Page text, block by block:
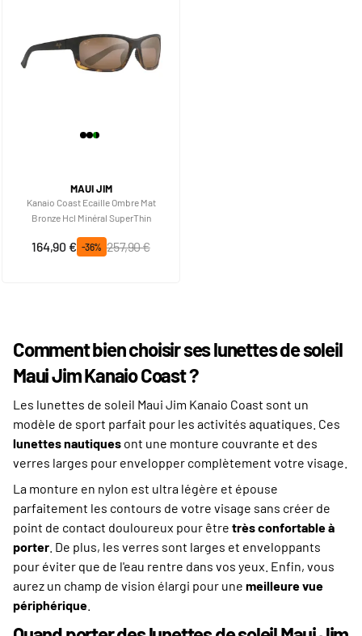
MAUI JIM
Kanaio Coast Ecaille Ombre Mat
Bronze Hcl Minéral SuperThin
Prix spécial
164,90 € -36%
Prix normal
257,90 €
Comment bien choisir ses lunettes de soleil
Maui Jim Kanaio Coast ?
Les lunettes de soleil Maui Jim Kanaio Coast sont un
modèle de sport parfait pour les activités aquatiques. Ces
lunettes nautiques ont une monture couvrante et des
verres larges pour envelopper complètement votre visage.
La monture en nylon est ultra légère et épouse
parfaitement les contours de votre visage sans créer de
point de contact douloureux pour être très confortable à
porter . De plus, les verres sont larges et enveloppants
pour éviter que de l'eau rentre dans vos yeux. Enfin, vous
aurez un champ de vision élargi pour une meilleure vue
périphérique